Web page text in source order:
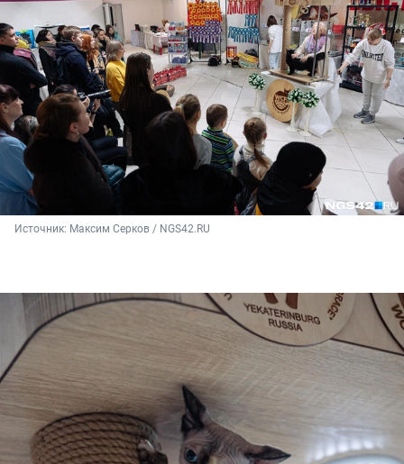
Источник: Максим Серков / NGS42.RU